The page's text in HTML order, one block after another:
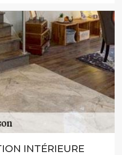
INTÉRIEURE